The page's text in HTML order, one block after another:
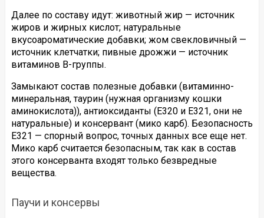
Далее по составу идут: животный жир — источник
жиров и жирных кислот; натуральные
вкусоароматические добавки; жом свекловичный —
источник клетчатки; пивные дрожжи — источник
витаминов B-группы.
Замыкают состав полезные добавки (витаминно-
минеральная, таурин (нужная организму кошки
аминокислота)), антиоксиданты (E320 и E321, они не
натуральные) и консервант (мико карб). Безопасность
E321 — спорный вопрос, точных данных все еще нет.
Мико карб считается безопасным, так как в состав
этого консерванта входят только безвредные
вещества.
Паучи и консервы